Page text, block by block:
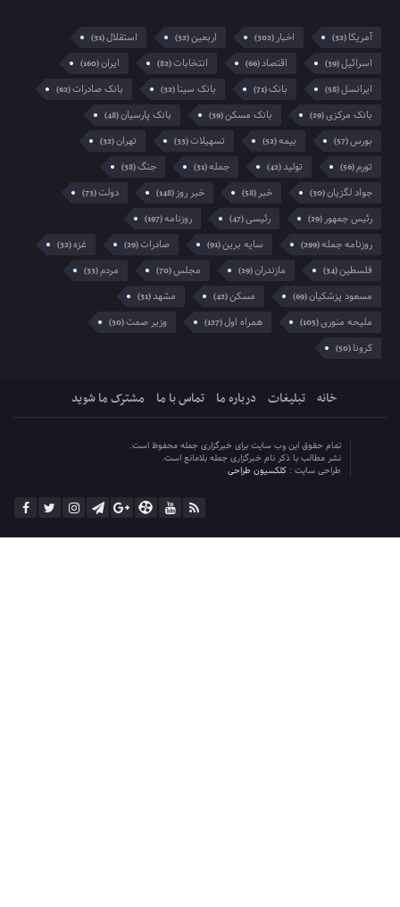
آمریکا(32) اخبار(302) اربعین(32) استقلال(31)
اسرائیل(39) اقتصاد(66) انتخابات(82) ایران(160)
ایرانسل(58) بانک(71) بانک سینا(32) بانک صادرات(62)
بانک مرکزی(29) بانک مسکن(39) بانک پارسیان(48)
بورس(57) بیمه(52) تسهیلات(33) تهران(32)
تورم(56) تولید(42) جمله(31) جنگ(38)
جواد لگزیان(30) خبر(58) خبر روز(148) دولت(73)
رئیس جمهور(29) رئیسی(47) روزنامه(197)
روزنامه جمله(299) سایه برین(91) صادرات(29) غزه(32)
فلسطین(34) مازندران(29) مجلس(70) مردم(33)
مسعود پزشکیان(69) مسکن(42) مشهد(31)
ملیحه منوری(105) همراه اول(127) وزیر صمت(30)
کرونا(50)
خانه تبلیغات درباره ما تماس با ما مشترک ما شوید
تمام حقوق این وب سایت برای خبرگزاری جمله محفوظ است.
نشر مطالب با ذکر نام خبرگزاری جمله بلامانع است.
طراحی سایت : کلکسیون طراحی